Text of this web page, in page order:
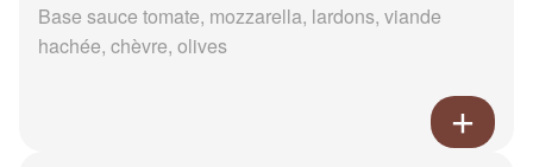
Base sauce tomate, mozzarella, lardons, viande
hachée, chèvre, olives